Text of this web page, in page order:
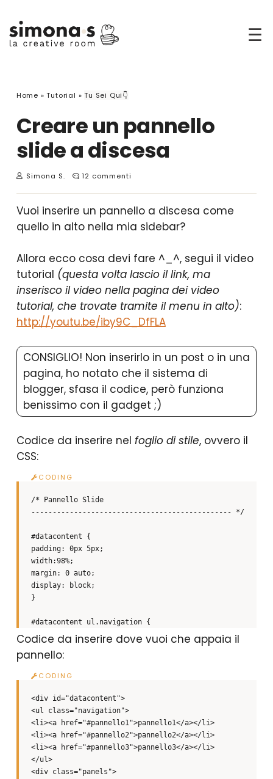
☰
Home »Tutorial »Tu Sei Qui👇
Creare un pannello
slide a discesa
Simona S. 12 commenti
Vuoi inserire un pannello a discesa come
quello in alto nella mia sidebar?
Allora ecco cosa devi fare ^_^, segui il video
tutorial (questa volta lascio il link, ma
inserisco il video nella pagina dei video
tutorial, che trovate tramite il menu in alto):
http://youtu.be/iby9C_DfFLA
CONSIGLIO! Non inserirlo in un post o in una
pagina, ho notato che il sistema di
blogger, sfasa il codice, però funziona
benissimo con il gadget ;)
Codice da inserire nel foglio di stile, ovvero il
CSS:
/* Pannello Slide
----------------------------------------------- */
#datacontent {
padding: 0px 5px;
width:98%;
margin: 0 auto;
display: block;
}
#datacontent ul.navigation {
list-style: none;
padding:0px;
display: block;
}
#datacontent .navigation li {
float: left;
border:0px;
text-align:center;
}
Codice da inserire dove vuoi che appaia il
pannello:
<div id="datacontent">
<ul class="navigation">
<li><a href="#pannello1">pannello1</a></li>
<li><a href="#pannello2">pannello2</a></li>
<li><a href="#pannello3">pannello3</a></li>
</ul>
<div class="panels">